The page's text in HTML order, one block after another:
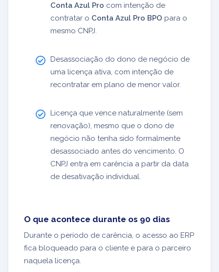
Conta Azul Pro com intenção de
contratar o Conta Azul Pro BPO para o
mesmo CNPJ.
Desassociação do dono de negócio de
uma licença ativa, com intenção de
recontratar em plano de menor valor.
Licença que vence naturalmente (sem
renovação), mesmo que o dono de
negócio não tenha sido formalmente
desassociado antes do vencimento. O
CNPJ entra em carência a partir da data
de desativação individual.
O que acontece durante os 90 dias
Durante o período de carência, o acesso ao ERP
fica bloqueado para o cliente e para o parceiro
naquela licença.